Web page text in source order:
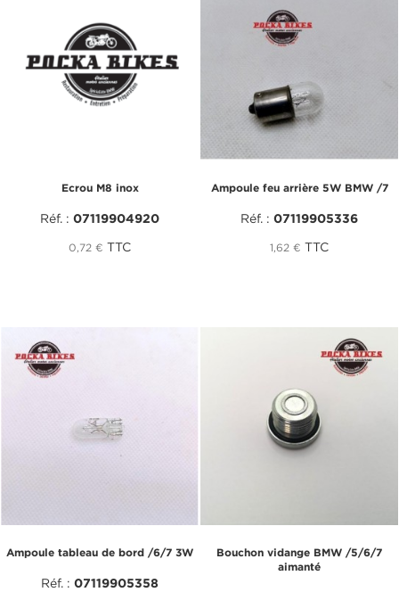
Ecrou M8 inox
Réf. : 07119904920
0,72 € TTC
Ampoule feu arrière 5W BMW /7
Réf. : 07119905336
1,62 € TTC
Ampoule tableau de bord /6/7 3W
Réf. : 07119905358
Bouchon vidange BMW /5/6/7
aimanté